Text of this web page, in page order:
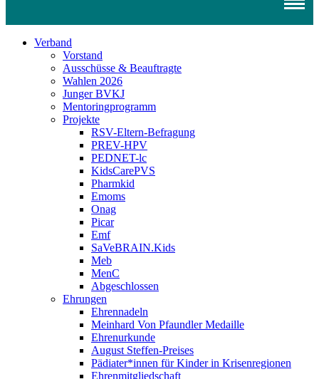
Verband
Vorstand
Ausschüsse & Beauftragte
Wahlen 2026
Junger BVKJ
Mentoringprogramm
Projekte
RSV-Eltern-Befragung
PREV-HPV
PEDNET-lc
KidsCarePVS
Pharmkid
Emoms
Onag
Picar
Emf
SaVeBRAIN.Kids
Meb
MenC
Abgeschlossen
Ehrungen
Ehrennadeln
Meinhard Von Pfaundler Medaille
Ehrenurkunde
August Steffen-Preises
Pädiater*innen für Kinder in Krisenregionen
Ehrenmitgliedschaft